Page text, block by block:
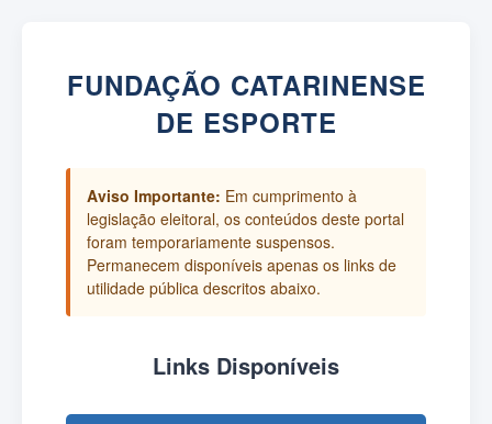
FUNDAÇÃO CATARINENSE
DE ESPORTE
Aviso Importante: Em cumprimento à
legislação eleitoral, os conteúdos deste portal
foram temporariamente suspensos.
Permanecem disponíveis apenas os links de
utilidade pública descritos abaixo.
Links Disponíveis